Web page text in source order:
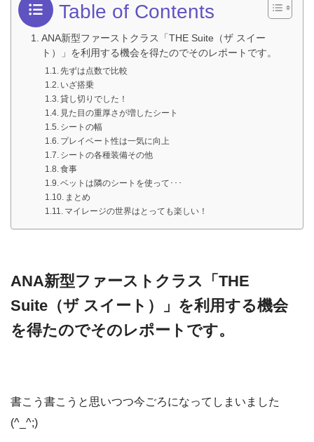
Table of Contents
ANA新型ファーストクラス「THE Suite（ザ スイー
ト）」を利用する機会を得たのでそのレポートです。
先ずは点数で比較
いざ搭乗
貸し切りでした！
見た目の重厚さが増したシート
シートの幅
プレイベート性は一気に向上
シートの各種装備その他
食事
ベットは隣のシートを使って･･･
まとめ
マイレージの世界はとっても楽しい！
ANA新型ファーストクラス「THE
Suite（ザ スイート）」を利用する機会
を得たのでそのレポートです。
書こう書こうと思いつつ今ごろになってしまいました
(^_^;)